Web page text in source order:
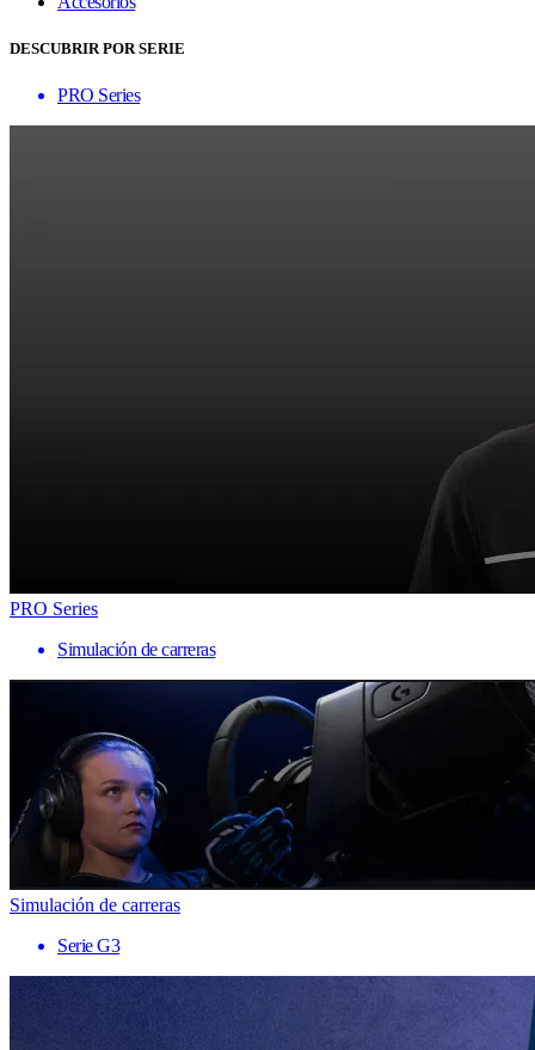
DESCUBRIR POR SERIE
PRO Series
PRO Series
Simulación de carreras
Simulación de carreras
Serie G3